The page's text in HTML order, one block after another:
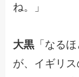
ね。」
大黒 「なる
が、イギリ